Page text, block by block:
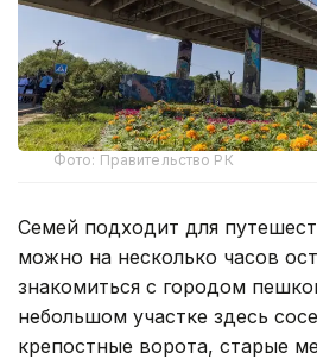
Фото: Правительство РК
Семей подходит для
можно на несколько часов
знакомиться с городом
небольшом участке здесь
крепостные ворота, старые